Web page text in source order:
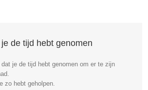
de tijd hebt genomen
dat je de tijd hebt genomen om er te zijn
zo hebt geholpen.